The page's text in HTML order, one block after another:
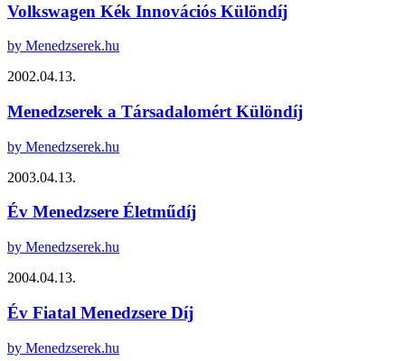
Volkswagen Kék Innovációs Különdíj
by Menedzserek.hu
2002.04.13.
Menedzserek a Társadalomért Különdíj
by Menedzserek.hu
2003.04.13.
Év Menedzsere Életműdíj
by Menedzserek.hu
2004.04.13.
Év Fiatal Menedzsere Díj
by Menedzserek.hu